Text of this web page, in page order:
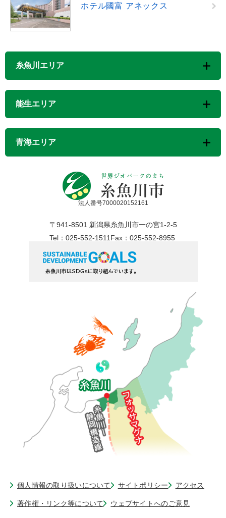
ホテル國富 アネックス
糸魚川エリア
能生エリア
青海エリア
法人番号7000020152161
〒941-8501 新潟県糸魚川市一の宮1-2-5
Tel：025-552-1511 Fax：025-552-8955
個人情報の取り扱いについて サイトポリシー アクセス
著作権・リンク等について ウェブサイトへのご意見